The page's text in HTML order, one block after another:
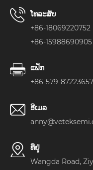
ໂທລະສັບ
+86-18069220752
+86-15988690905
ແຟັກ
+86-579-87223657
ອີເມລ
ທີ່ຢູ່
Wangda Road,